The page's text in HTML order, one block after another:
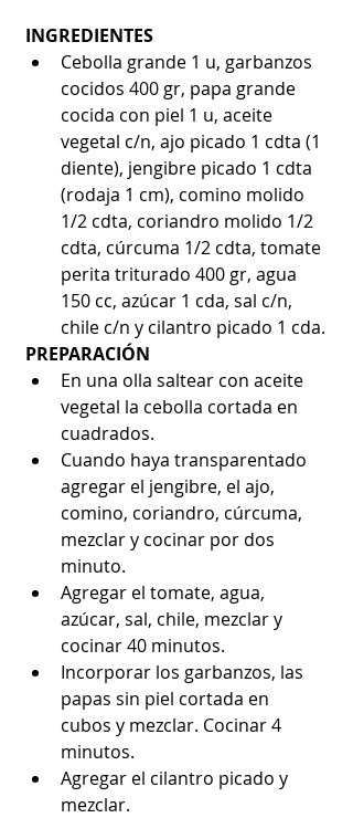
INGREDIENTES
Cebolla grande 1 u, garbanzos
cocidos 400 gr, papa grande
cocida con piel 1 u, aceite
vegetal c/n, ajo picado 1 cdta (1
diente), jengibre picado 1 cdta
(rodaja 1 cm), comino molido
1/2 cdta, coriandro molido 1/2
cdta, cúrcuma 1/2 cdta, tomate
perita triturado 400 gr, agua
150 cc, azúcar 1 cda, sal c/n,
chile c/n y cilantro picado 1 cda.
PREPARACIÓN
En una olla saltear con aceite
vegetal la cebolla cortada en
cuadrados.
Cuando haya transparentado
agregar el jengibre, el ajo,
comino, coriandro, cúrcuma,
mezclar y cocinar por dos
minuto.
Agregar el tomate, agua,
azúcar, sal, chile, mezclar y
cocinar 40 minutos.
Incorporar los garbanzos, las
papas sin piel cortada en
cubos y mezclar. Cocinar 4
minutos.
Agregar el cilantro picado y
mezclar.